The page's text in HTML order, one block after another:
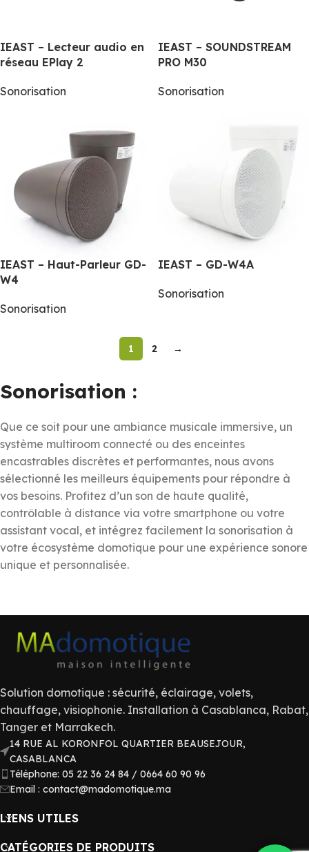
IEAST – Lecteur audio en
réseau EPlay 2
Sonorisation
IEAST – SOUNDSTREAM
PRO M30
Sonorisation
IEAST – Haut-Parleur GD-
W4
Sonorisation
IEAST – GD-W4A
Sonorisation
1 2 →
Sonorisation :
Que ce soit pour une ambiance musicale immersive, un
système multiroom connecté ou des enceintes
encastrables discrètes et performantes, nous avons
sélectionné les meilleurs équipements pour répondre à
vos besoins. Profitez d’un son de haute qualité,
contrôlable à distance via votre smartphone ou votre
assistant vocal, et intégrez facilement la sonorisation à
votre écosystème domotique pour une expérience sonore
unique et personnalisée.
Solution domotique : sécurité, éclairage, volets,
chauffage, visiophonie. Installation à Casablanca, Rabat,
Tanger et Marrakech.
14 RUE AL KORONFOL QUARTIER BEAUSEJOUR,
CASABLANCA
Téléphone: 05 22 36 24 84 / 0664 60 90 96
Email : contact@madomotique.ma
LIENS UTILES
CATÉGORIES DE PRODUITS